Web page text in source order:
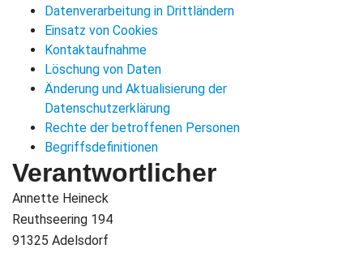
Datenverarbeitung in Drittländern
Einsatz von Cookies
Kontaktaufnahme
Löschung von Daten
Änderung und Aktualisierung der
Datenschutzerklärung
Rechte der betroffenen Personen
Begriffsdefinitionen
Verantwortlicher
Annette Heineck
Reuthseering 194
91325 Adelsdorf
Statistik
Mit diesen
Cookies kann
ich die
Funktionsweise
und Struktur
der Website auf
Basis der
Nutzung
verbessern.